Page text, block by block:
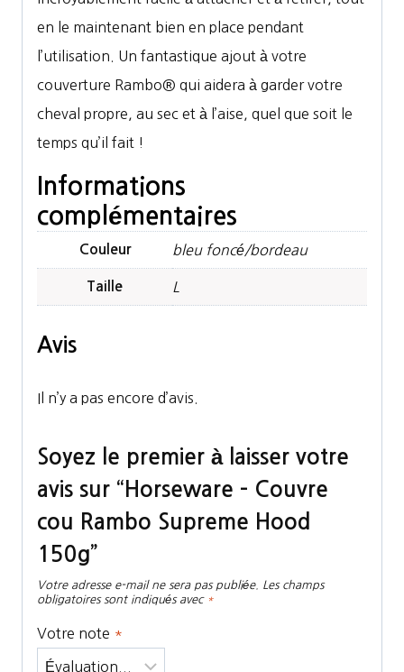
en le maintenant bien en place pendant
l’utilisation. Un fantastique ajout à votre
couverture Rambo® qui aidera à garder votre
cheval propre, au sec et à l’aise, quel que soit le
temps qu’il fait !
Informations
complémentaires
Couleur bleu foncé/bordeau
Taille L
Avis
Il n’y a pas encore d’avis.
Soyez le premier à laisser votre
avis sur “Horseware – Couvre
cou Rambo Supreme Hood
150g”
Votre adresse e-mail ne sera pas publiée.
Les champs
obligatoires sont indiqués avec *
Votre note *